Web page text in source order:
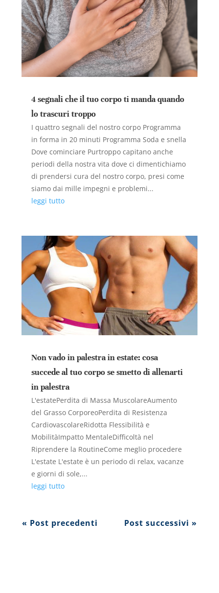
4 segnali che il tuo corpo ti manda quando
lo trascuri troppo
I quattro segnali del nostro corpo Programma
in forma in 20 minuti Programma Soda e snella
Dove cominciare Purtroppo capitano anche
periodi della nostra vita dove ci dimentichiamo
di prendersi cura del nostro corpo, presi come
siamo dai mille impegni e problemi...
leggi tutto
Non vado in palestra in estate: cosa
succede al tuo corpo se smetto di allenarti
in palestra
L'estatePerdita di Massa MuscolareAumento
del Grasso CorporeoPerdita di Resistenza
CardiovascolareRidotta Flessibilità e
MobilitàImpatto MentaleDifficoltà nel
Riprendere la RoutineCome meglio procedere
L'estate L'estate è un periodo di relax, vacanze
e giorni di sole,...
leggi tutto
« Post precedenti Post successivi »